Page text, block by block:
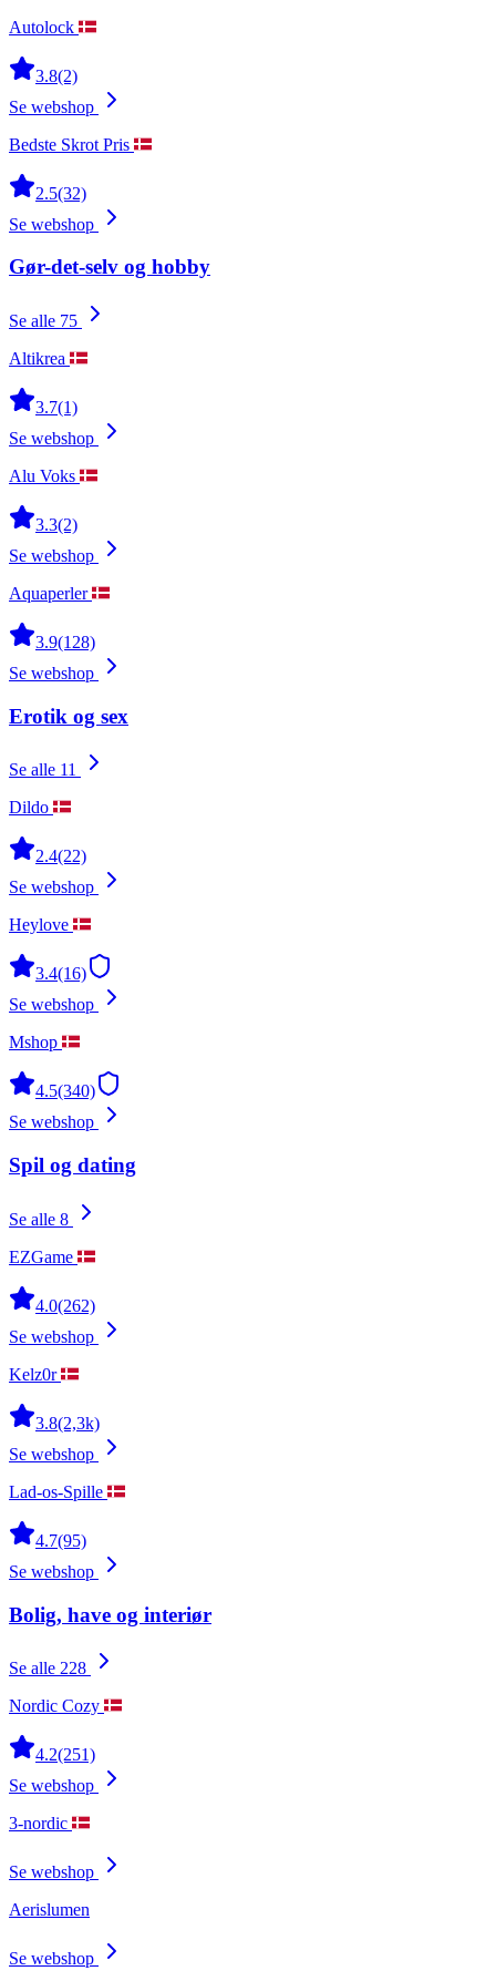
Autolock
3.8(2)
Se webshop
Bedste Skrot Pris
2.5(32)
Se webshop
Gør-det-selv og hobby
Se alle 75
Altikrea
3.7(1)
Se webshop
Alu Voks
3.3(2)
Se webshop
Aquaperler
3.9(128)
Se webshop
Erotik og sex
Se alle 11
Dildo
2.4(22)
Se webshop
Heylove
3.4(16)
Se webshop
Mshop
4.5(340)
Se webshop
Spil og dating
Se alle 8
EZGame
4.0(262)
Se webshop
Kelz0r
3.8(2,3k)
Se webshop
Lad-os-Spille
4.7(95)
Se webshop
Bolig, have og interiør
Se alle 228
Nordic Cozy
4.2(251)
Se webshop
3-nordic
Se webshop
Aerislumen
Se webshop